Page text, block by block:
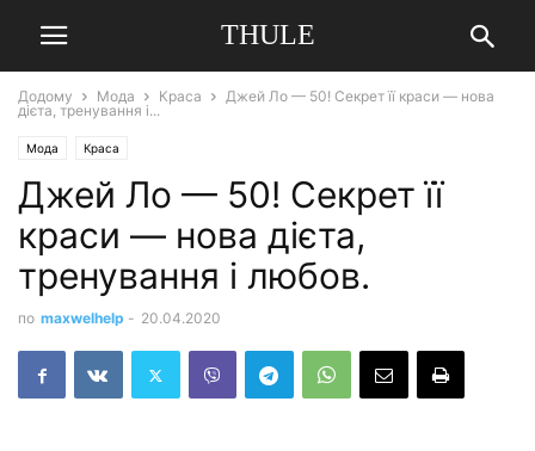
THULE
Додому Мода Краса
Джей Ло — 50! Секрет її краси — нова
дієта, тренування і...
Мода Краса
Джей Ло — 50! Секрет її
краси — нова дієта,
тренування і любов.
по maxwelhelp - 20.04.2020